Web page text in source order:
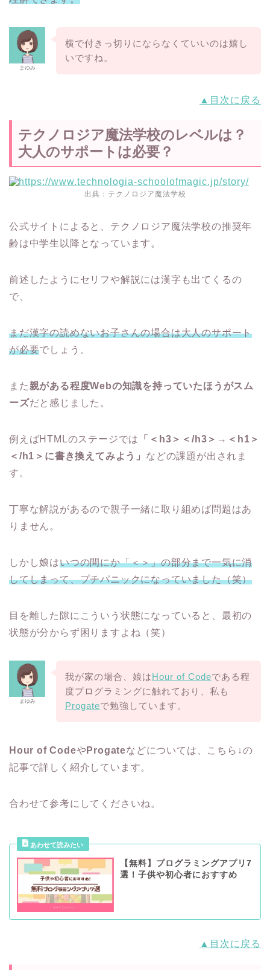
まゆみ
横で付きっ切りにならなくていいのは嬉し
いですね。
▲目次に戻る
テクノロジア魔法学校のレベルは？
大人のサポートは必要？
出典： テクノロジア魔法学校
公式サイトによると、テクノロジア魔法学校の推奨年
齢は中学生以降となっています。
前述したようにセリフや解説には漢字も出てくるの
で、
まだ漢字の読めないお子さんの場合は大人のサポート
が必要でしょう。
また 親がある程度Webの知識を持っていたほうがスム
ーズだと感じました。
例えばHTMLのステージでは
「＜h3＞＜/h3＞→＜h1＞
＜/h1＞に書き換えてみよう」 などの課題が出されま
す。
丁寧な解説があるので親子一緒に取り組めば問題はあ
りません。
しかし娘はいつの間にか「＜＞」の部分まで一気に消
してしまって、プチパニックになっていました（笑）
目を離した隙にこういう状態になっていると、最初の
状態が分からず困りますよね（笑）
まゆみ
我が家の場合、娘はHour of Codeである程
度プログラミングに触れており、私も
Progateで勉強しています。
Hour of CodeやProgateなどについては、こちら↓の
記事で詳しく紹介しています。
合わせて参考にしてくださいね。
【無料】プログラミングアプリ7
選！子供や初心者におすすめ
▲目次に戻る